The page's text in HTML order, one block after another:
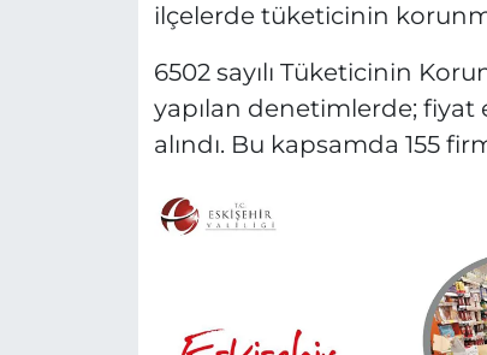
ilçelerde tüketicinin
6502 sayılı Tüketicinin
yapılan denetimlerde; fiyat
alındı. Bu kapsamda 155